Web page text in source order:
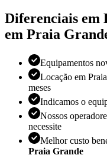
Diferenciais em
em Praia
Equipamentos
Locação em
meses
Indicamos o
Nossos
necessite
Melhor custo
Praia Grande